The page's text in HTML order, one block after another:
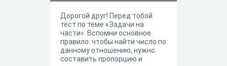
Дорогой друг! Перед тобой
тест по теме «Задачи на
части». Вспомни основное
правило: чтобы найти число по
данному отношению, нужно
составить пропорцию и